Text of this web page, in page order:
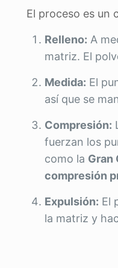
El proceso es un
Relleno: A
matriz. El
Medida: El
así que se
Compresión:
fuerzan los
como la Gran
compresión
Expulsión: El
la matriz y